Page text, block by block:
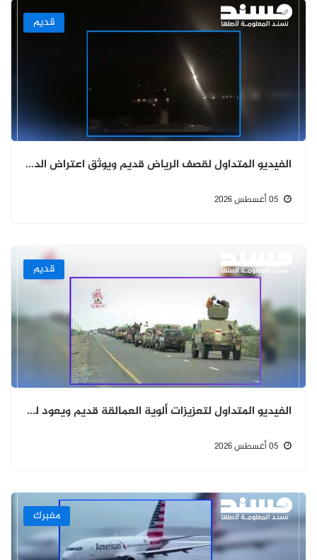
قديم
الفيديو المتداول لقصف الرياض قديم ويوثق اعتراض الدفاعات السعودية صاروخًا أُطلق باتجاه الرياض عام 2018
قديم
الفيديو المتداول لتعزيزات ألوية العمالقة قديم ويعود للعام 2018 ولا يوثق تحركات حديثة
مفبرك